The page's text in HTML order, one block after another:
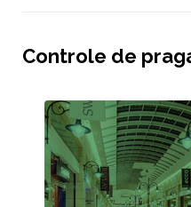
Controle de